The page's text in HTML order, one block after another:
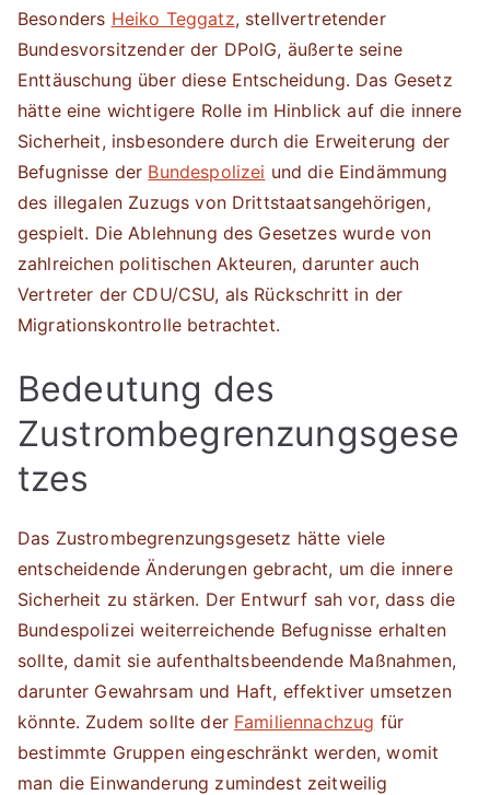
Besonders Heiko Teggatz, stellvertretender
Bundesvorsitzender der DPolG, äußerte seine
Enttäuschung über diese Entscheidung. Das Gesetz
hätte eine wichtigere Rolle im Hinblick auf die innere
Sicherheit, insbesondere durch die Erweiterung der
Befugnisse der Bundespolizei und die Eindämmung
des illegalen Zuzugs von Drittstaatsangehörigen,
gespielt. Die Ablehnung des Gesetzes wurde von
zahlreichen politischen Akteuren, darunter auch
Vertreter der CDU/CSU, als Rückschritt in der
Migrationskontrolle betrachtet.
Bedeutung des
Zustrombegrenzungsgese
tzes
Das Zustrombegrenzungsgesetz hätte viele
entscheidende Änderungen gebracht, um die innere
Sicherheit zu stärken. Der Entwurf sah vor, dass die
Bundespolizei weiterreichende Befugnisse erhalten
sollte, damit sie aufenthaltsbeendende Maßnahmen,
darunter Gewahrsam und Haft, effektiver umsetzen
könnte. Zudem sollte der Familiennachzug für
bestimmte Gruppen eingeschränkt werden, womit
man die Einwanderung zumindest zeitweilig